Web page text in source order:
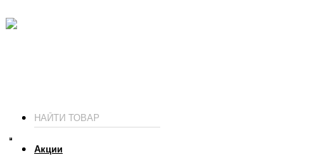
Акции